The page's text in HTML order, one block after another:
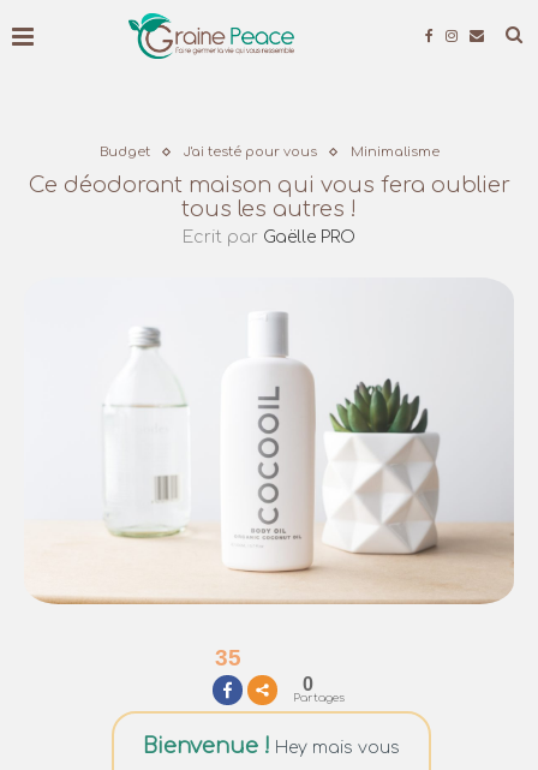
Budget J'ai testé pour vous Minimalisme
Ce déodorant maison qui vous fera oublier
tous les autres !
Ecrit par Gaëlle PRO
35
0
Partages
Bienvenue ! Hey mais vous